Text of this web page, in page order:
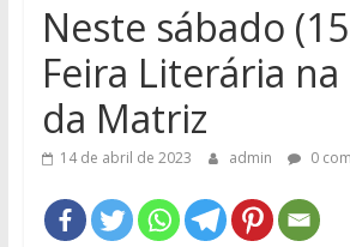
Neste sábado
Feira Literária na
da Matriz
14 de abril de 2023 admin 0